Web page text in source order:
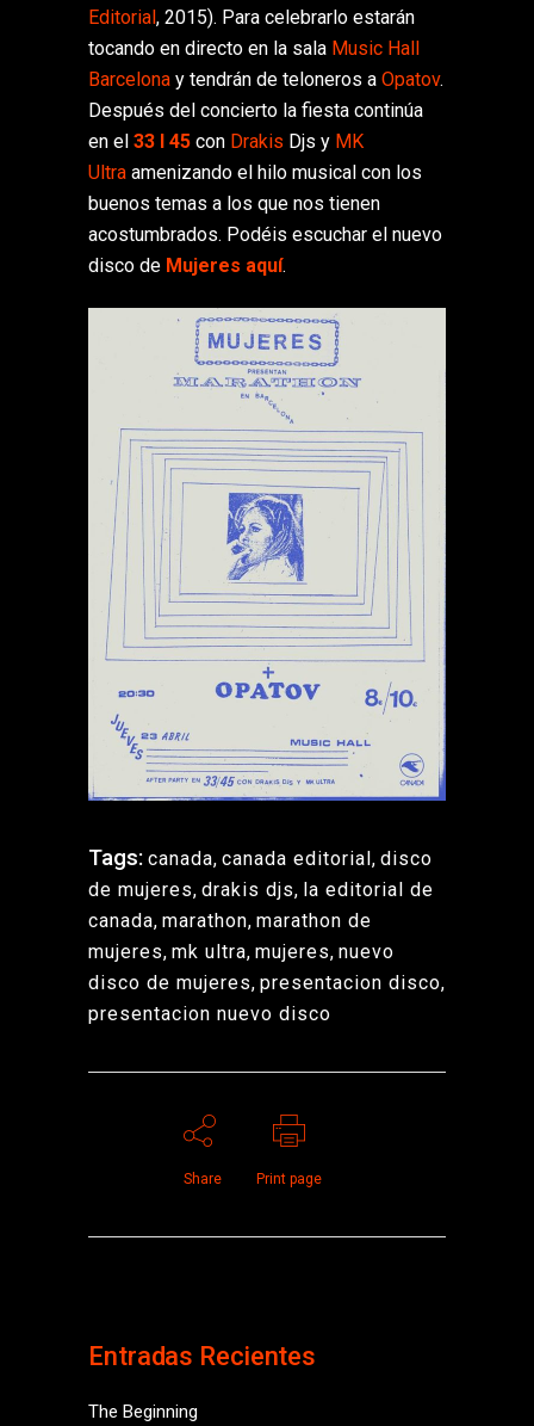
Editorial, 2015). Para celebrarlo estarán
tocando en directo en la sala Music Hall
Barcelona y tendrán de teloneros a Opatov.
Después del concierto la fiesta continúa
en el 33 I 45 con Drakis Djs y MK
Ultra amenizando el hilo musical con los
buenos temas a los que nos tienen
acostumbrados. Podéis escuchar el nuevo
disco de Mujeres aquí.
Tags: canada, canada editorial, disco
de mujeres, drakis djs, la editorial de
canada, marathon, marathon de
mujeres, mk ultra, mujeres, nuevo
disco de mujeres, presentacion disco,
presentacion nuevo disco
Share Print page
Entradas Recientes
The Beginning